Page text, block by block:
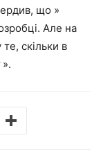
що »
Але на
скільки в
».